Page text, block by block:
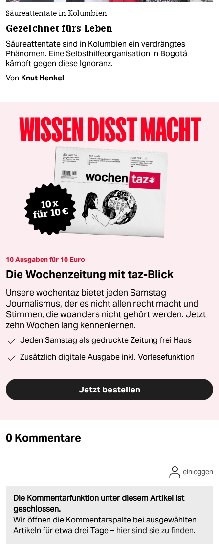
Säureattentate in Kolumbien
Gezeichnet fürs Leben
Säureattentate sind in Kolumbien ein verdrängtes
Phänomen. Eine Selbsthilfeorganisation in Bogotá
kämpft gegen diese Ignoranz.
Von Knut Henkel
10 Ausgaben für 10 Euro
Die Wochenzeitung mit taz-Blick
Unsere wochentaz bietet jeden Samstag
Journalismus, der es nicht allen recht macht und
Stimmen, die woanders nicht gehört werden. Jetzt
zehn Wochen lang kennenlernen.
Jeden Samstag als gedruckte Zeitung frei Haus
Zusätzlich digitale Ausgabe inkl. Vorlesefunktion
Jetzt bestellen
0 Kommentare
Die Kommentarfunktion unter diesem Artikel ist
geschlossen.
Wir öffnen die Kommentarspalte bei ausgewählten
Artikeln für etwa drei Tage – hier sind sie zu finden.
einloggen